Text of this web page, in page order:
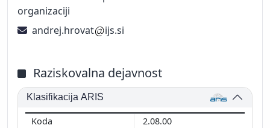
organizaciji
andrej.hrovat
ijs.si
Raziskovalna dejavnost
Klasifikacija ARIS
2.08.00